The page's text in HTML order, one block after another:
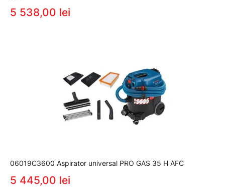
5 538,00 lei
06019C3600 Aspirator universal PRO GAS 35 H AFC
5 445,00 lei